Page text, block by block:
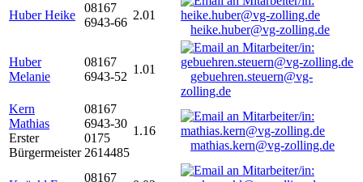
Huber Heike
08167
6943-66
2.01
heike.huber@vg-zolling.de
Huber
Melanie
08167
6943-52
1.01
gebuehren.steuern@vg-
zolling.de
Kern
Mathias
Erster
Bürgermeister
08167
6943-30
0175
2614485
1.16
mathias.kern@vg-zolling.de
08167